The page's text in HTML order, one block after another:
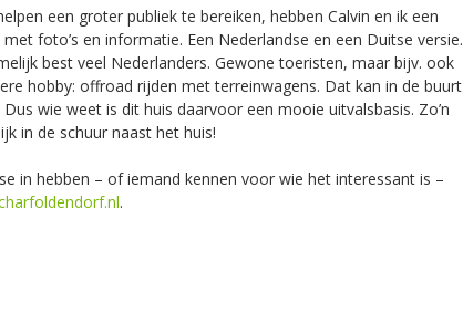
een groter publiek te bereiken, hebben Calvin en ik een
foto’s en informatie. Een Nederlandse en een Duitse versie.
best veel Nederlanders. Gewone toeristen, maar bijv. ook
hobby: offroad rijden met terreinwagens. Dat kan in de buurt
Dus wie weet is dit huis daarvoor een mooie uitvalsbasis. Zo’n
in de schuur naast het huis!
in hebben – of iemand kennen voor wie het interessant is –
.